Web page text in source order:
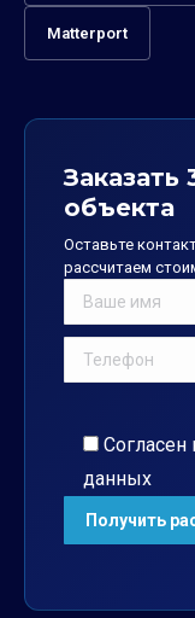
Matterport
Заказать
объекта
Оставьте
рассчитаем
Согласен
данных